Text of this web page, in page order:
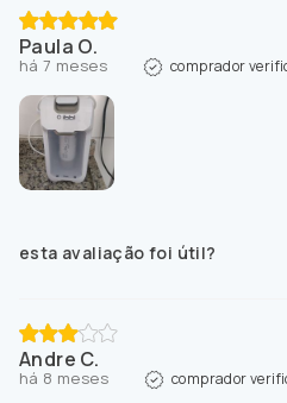
Paula O.
há 7 meses comprador
esta avaliação foi útil?
Andre C.
há 8 meses comprador